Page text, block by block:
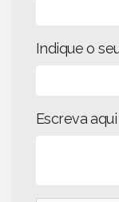
Indique o
Escreva